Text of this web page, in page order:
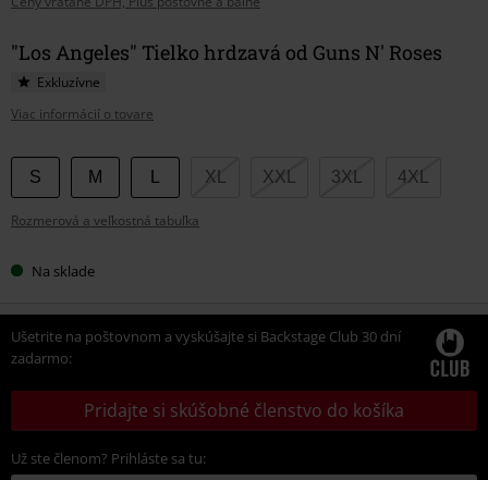
"Los Angeles" Tielko hrdzavá od Guns N' Roses
Exkluzívne
Viac informácií o tovare
Vyberte
si
veľkosť
S M XL XXL 3XL 4XL
Rozmerová a veľkostná tabuľka
Na sklade
Ušetrite na poštovnom a vyskúšajte si Backstage Club 30 dní
zadarmo:
Pridajte si skúšobné členstvo do košíka
Už ste členom? Prihláste sa tu: